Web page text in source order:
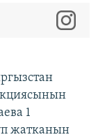
1
жатканын